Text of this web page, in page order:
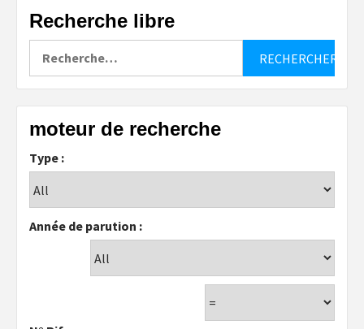
Recherche libre
moteur de recherche
Type :
Année de parution :